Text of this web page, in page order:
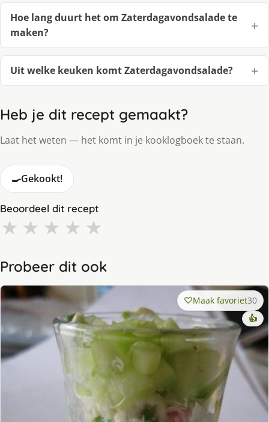
Hoe lang duurt het om Zaterdagavondsalade te
maken?
Uit welke keuken komt Zaterdagavondsalade?
Heb je dit recept gemaakt?
Laat het weten — het komt in je kooklogboek te staan.
🍳Gekookt!
Beoordeel dit recept
★ ★ ★ ★ ★
Probeer dit ook
Maak favoriet30
👍